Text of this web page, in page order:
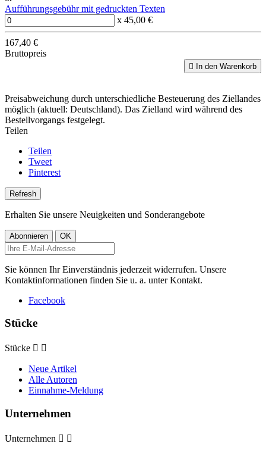
Aufführungsgebühr mit gedruckten Texten
x 45,00 €
167,40 €
Bruttopreis
 In den Warenkorb
Preisabweichung durch unterschiedliche Besteuerung des Ziellandes
möglich (aktuell: Deutschland). Das Zielland wird während des
Bestellvorgangs festgelegt.
Teilen
Teilen
Tweet
Pinterest
Erhalten Sie unsere Neuigkeiten und Sonderangebote
Sie können Ihr Einverständnis jederzeit widerrufen. Unsere
Kontaktinformationen finden Sie u. a. unter Kontakt.
Facebook
Stücke
Stücke  
Neue Artikel
Alle Autoren
Einnahme-Meldung
Unternehmen
Unternehmen  